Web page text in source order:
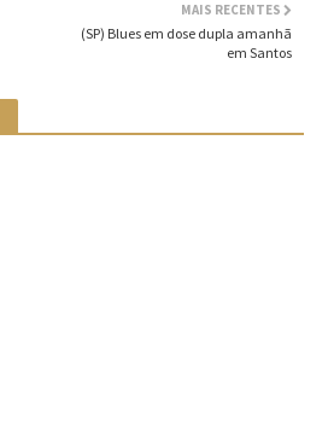
MAIS RECENTES
(SP) Blues em dose dupla amanhã
em Santos